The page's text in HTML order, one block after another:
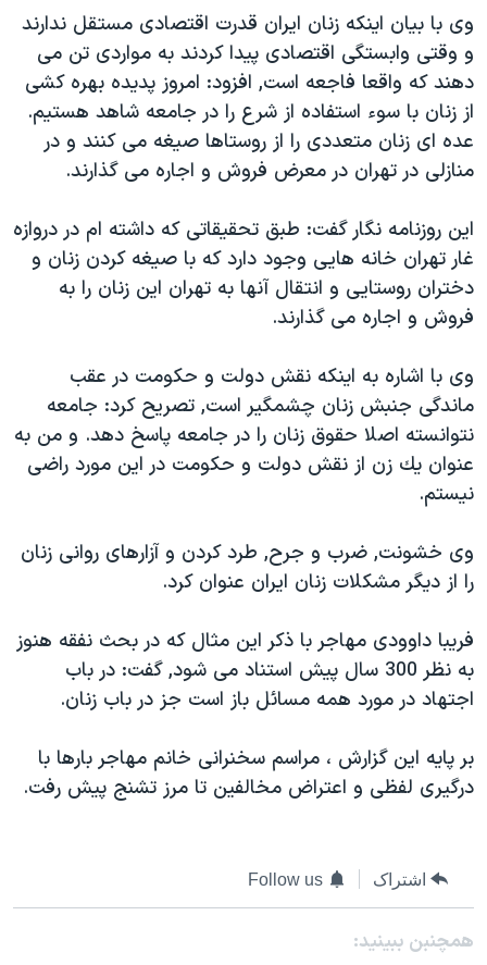
نرگس محمدی برنده جایزه نوبل صلح
همایش محافظه‌کاران آمریکا «سی‌پک»
صفحه‌های ویژه
سفر پرزیدنت ترامپ به چین
وی با بيان اينكه زنان ايران قدرت اقتصادی مستقل ندارند
و وقتی وابستگی اقتصادی پيدا كردند به مواردی تن می
دهند كه واقعا فاجعه است, افزود: امروز پديده بهره كشی
از زنان با سوء استفاده از شرع را در جامعه شاهد هستيم.
عده ای زنان متعددی را از روستاها صيغه می كنند و در
منازلی در تهران در معرض فروش و اجاره می گذارند.
اين روزنامه نگار گفت: طبق تحقيقاتی كه داشته ام در دروازه
غار تهران خانه هايی وجود دارد كه با صيغه كردن زنان و
دختران روستايی و انتقال آنها به تهران اين زنان را به
فروش و اجاره می گذارند.
وی با اشاره به اينكه نقش دولت و حكومت در عقب
ماندگی جنبش زنان چشمگير است, تصريح كرد: جامعه
نتوانسته اصلا حقوق زنان را در جامعه پاسخ دهد. و من به
عنوان يك زن از نقش دولت و حكومت در اين مورد راضی
نيستم.
وی خشونت, ضرب و جرح, طرد كردن و آزارهای روانی زنان
را از ديگر مشكلات زنان ايران عنوان كرد.
فريبا داوودی مهاجر با ذكر اين مثال كه در بحث نفقه هنوز
به نظر 300 سال پيش استناد می شود, گفت: در باب
اجتهاد در مورد همه مسائل باز است جز در باب زنان.
بر پايه اين گزارش ، مراسم سخنرانی خانم مهاجر بارها با
درگيری لفظی و اعتراض مخالفين تا مرز تشنج پيش رفت.
اشتراک Follow us
همچنبن ببینید: